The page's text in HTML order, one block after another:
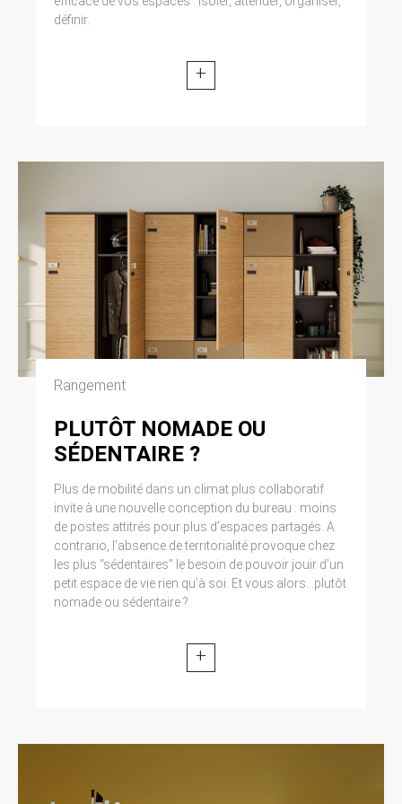
définir.
+
Rangement
PLUTÔT NOMADE OU
SÉDENTAIRE ?
Plus de mobilité dans un climat plus collaboratif
invite à une nouvelle conception du bureau : moins
de postes attitrés pour plus d’espaces partagés. A
contrario, l’absence de territorialité provoque chez
les plus “sédentaires” le besoin de pouvoir jouir d’un
petit espace de vie rien qu’à soi. Et vous alors...plutôt
nomade ou sédentaire ?
+
modifiée par la loi n° 2004-801 du 6 août 2004
relative à l’informatique, aux fichiers et aux
la confiance dans l’économie numérique.
le site susnommé. Informations personnelles :
l’identification des personnes physiques
auxquelles elles s’appliquent » (article 4 de la
loi n° 78-17 du 6 janvier 1978).